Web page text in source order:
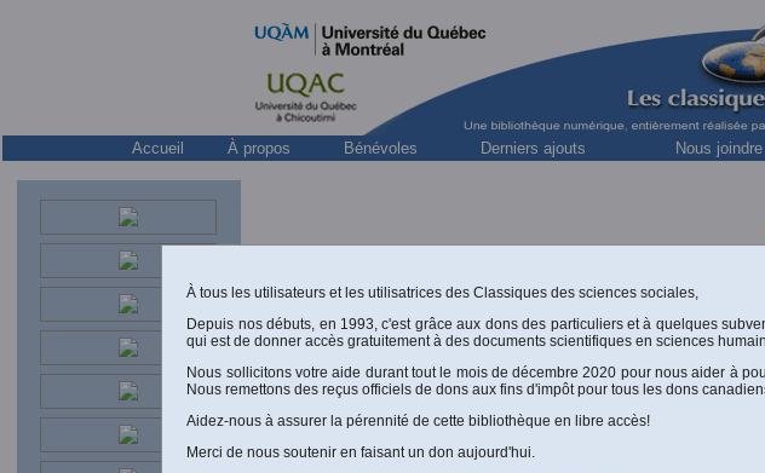
Accueil À propos Bénévoles Derniers ajouts Nous joindre
C35. — “Henri Maspero et l'avenir des études
Pierre Palpant,Comment lire dans la collectionChinesurLes
Liens
Pierre Palpant,Que lire sur
À tous les utilisateurs et les utilisatrices des Classiques des sciences sociales,
Depuis nos débuts, en 1993, c'est grâce aux dons des particuliers et à quelques
qui est de donner accès gratuitement à des documents scientifiques en sciences
Nous sollicitons votre aide durant tout le mois de décembre 2020 pour nous aider à
Nous remettons des reçus officiels de dons aux fins d'impôt pour tous les dons
Aidez-nous à assurer la pérennité de cette bibliothèque en libre accès!
Merci de nous soutenir en faisant un don aujourd'hui.